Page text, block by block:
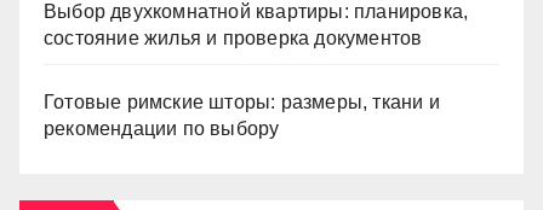
Выбор двухкомнатной квартиры: планировка,
состояние жилья и проверка документов
Готовые римские шторы: размеры, ткани и
рекомендации по выбору